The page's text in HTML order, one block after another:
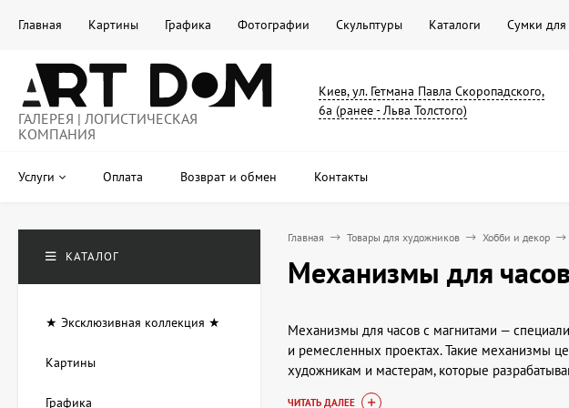
Главная Картины Графика Фотографии Скульптуры Каталоги Сумки для
ГАЛЕРЕЯ | ЛОГИСТИЧЕСКАЯ
КОМПАНИЯ
Киев, ул. Гетмана Павла Скоропадского,
6а (ранее - Льва Толстого)
Услуги Оплата Возврат и обмен Контакты
Главная Товары для художников Хобби и декор
Механизмы для
Механизмы для часов с магнитами —
и ремесленных проектах. Такие механизмы
художникам и мастерам, которые
категории представлены варианты с разным
ЧИТАТЬ ДАЛЕЕ
КАТАЛОГ
★ Эксклюзивная коллекция ★
Картины
Графика